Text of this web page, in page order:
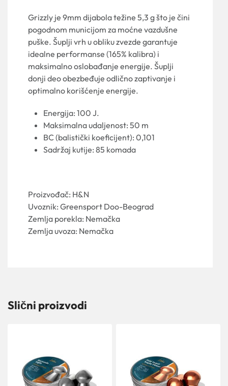
Grizzly je 9mm dijabola težine 5,3 g što je čini
pogodnom municijom za moćne vazdušne
puške. Šuplji vrh u obliku zvezde garantuje
idealne performanse (165% kalibra) i
maksimalno oslobađanje energije. Šuplji
donji deo obezbeđuje odlično zaptivanje i
optimalno korišćenje energije.
Energija: 100 J.
Maksimalna udaljenost: 50 m
BC (balistički koeficijent): 0,101
Sadržaj kutije: 85 komada
Proizvođač: H&N
Uvoznik: Greensport Doo-Beograd
Zemlja porekla: Nemačka
Zemlja uvoza: Nemačka
Slični proizvodi